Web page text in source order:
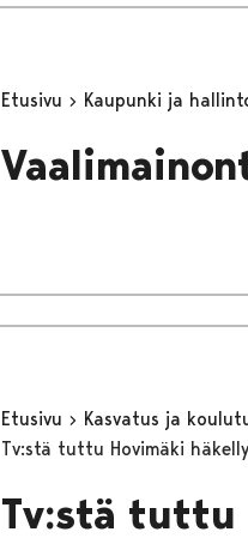
Etusivu Kaupunki ja
Etusivu Kasvatus ja
Tv:stä tuttu Hovimäki
Tv:stä tuttu